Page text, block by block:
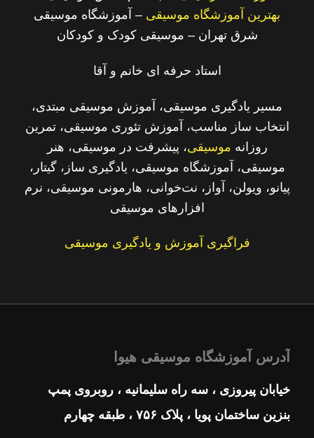
بهترین آموزشگاه موسیقی – آموزشگاه موسیقی
شرق تهران – موسیقی کودک و کودکان
استاد حرفه ای خانم و آقا
مسیر یادگیری موسیقی، آموزش موسیقی مبتدی،
انتخاب ساز مناسب، آموزش تئوری موسیقی، تمرین
روزانه موسیقی، پیشرفت در موسیقی، هنر
موسیقی، آموزشگاه موسیقی، یادگیری ساز، گیتار،
پیانو، ویولن، آواز، نت‌خوانی، هارمونی موسیقی، نرم‌
افزارهای موسیقی
فراگیری آموزش و یادگیری موسیقی
آدرس آموزشگاه موسیقی هیوا
خیابان پیروزی ، سه راه سلیمانیه ، روبروی پمپ
بنزین ساختمان پویا ، پلاک ۷۵۶ ، طبقه چهارم